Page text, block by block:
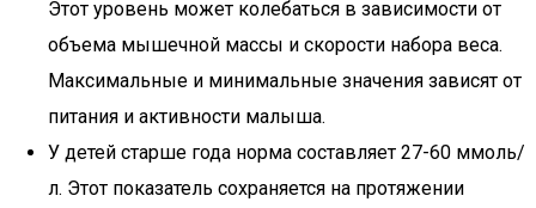
Этот уровень может колебаться в зависимости от
объема мышечной массы и скорости набора веса.
Максимальные и минимальные значения зависят от
питания и активности малыша.
У детей старше года норма составляет 27-60 ммоль/
л. Этот показатель сохраняется на протяжении